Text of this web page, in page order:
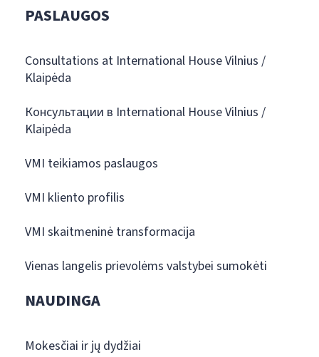
PASLAUGOS
Consultations at International House Vilnius /
Klaipėda
Консультации в International House Vilnius /
Klaipėda
VMI teikiamos paslaugos
VMI kliento profilis
VMI skaitmeninė transformacija
Vienas langelis prievolėms valstybei sumokėti
NAUDINGA
Mokesčiai ir jų dydžiai